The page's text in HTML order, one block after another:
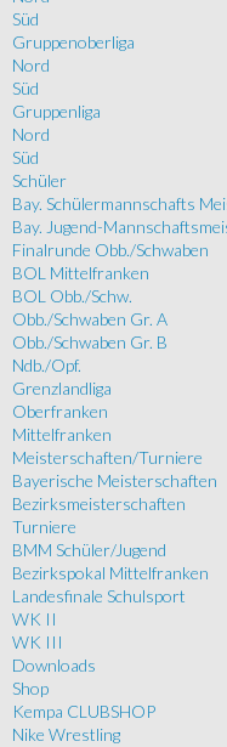
Süd
Gruppenoberliga
Nord
Süd
Gruppenliga
Nord
Süd
Schüler
Bay. Schülermannschafts
Bay. Jugend-
Finalrunde Obb./Schwaben
BOL Mittelfranken
BOL Obb./Schw.
Obb./Schwaben Gr. A
Obb./Schwaben Gr. B
Ndb./Opf.
Grenzlandliga
Oberfranken
Mittelfranken
Meisterschaften/Turniere
Bayerische Meisterschaften
Bezirksmeisterschaften
Turniere
BMM Schüler/Jugend
Bezirkspokal Mittelfranken
Landesfinale Schulsport
WK II
WK III
Downloads
Shop
Kempa CLUBSHOP
Nike Wrestling